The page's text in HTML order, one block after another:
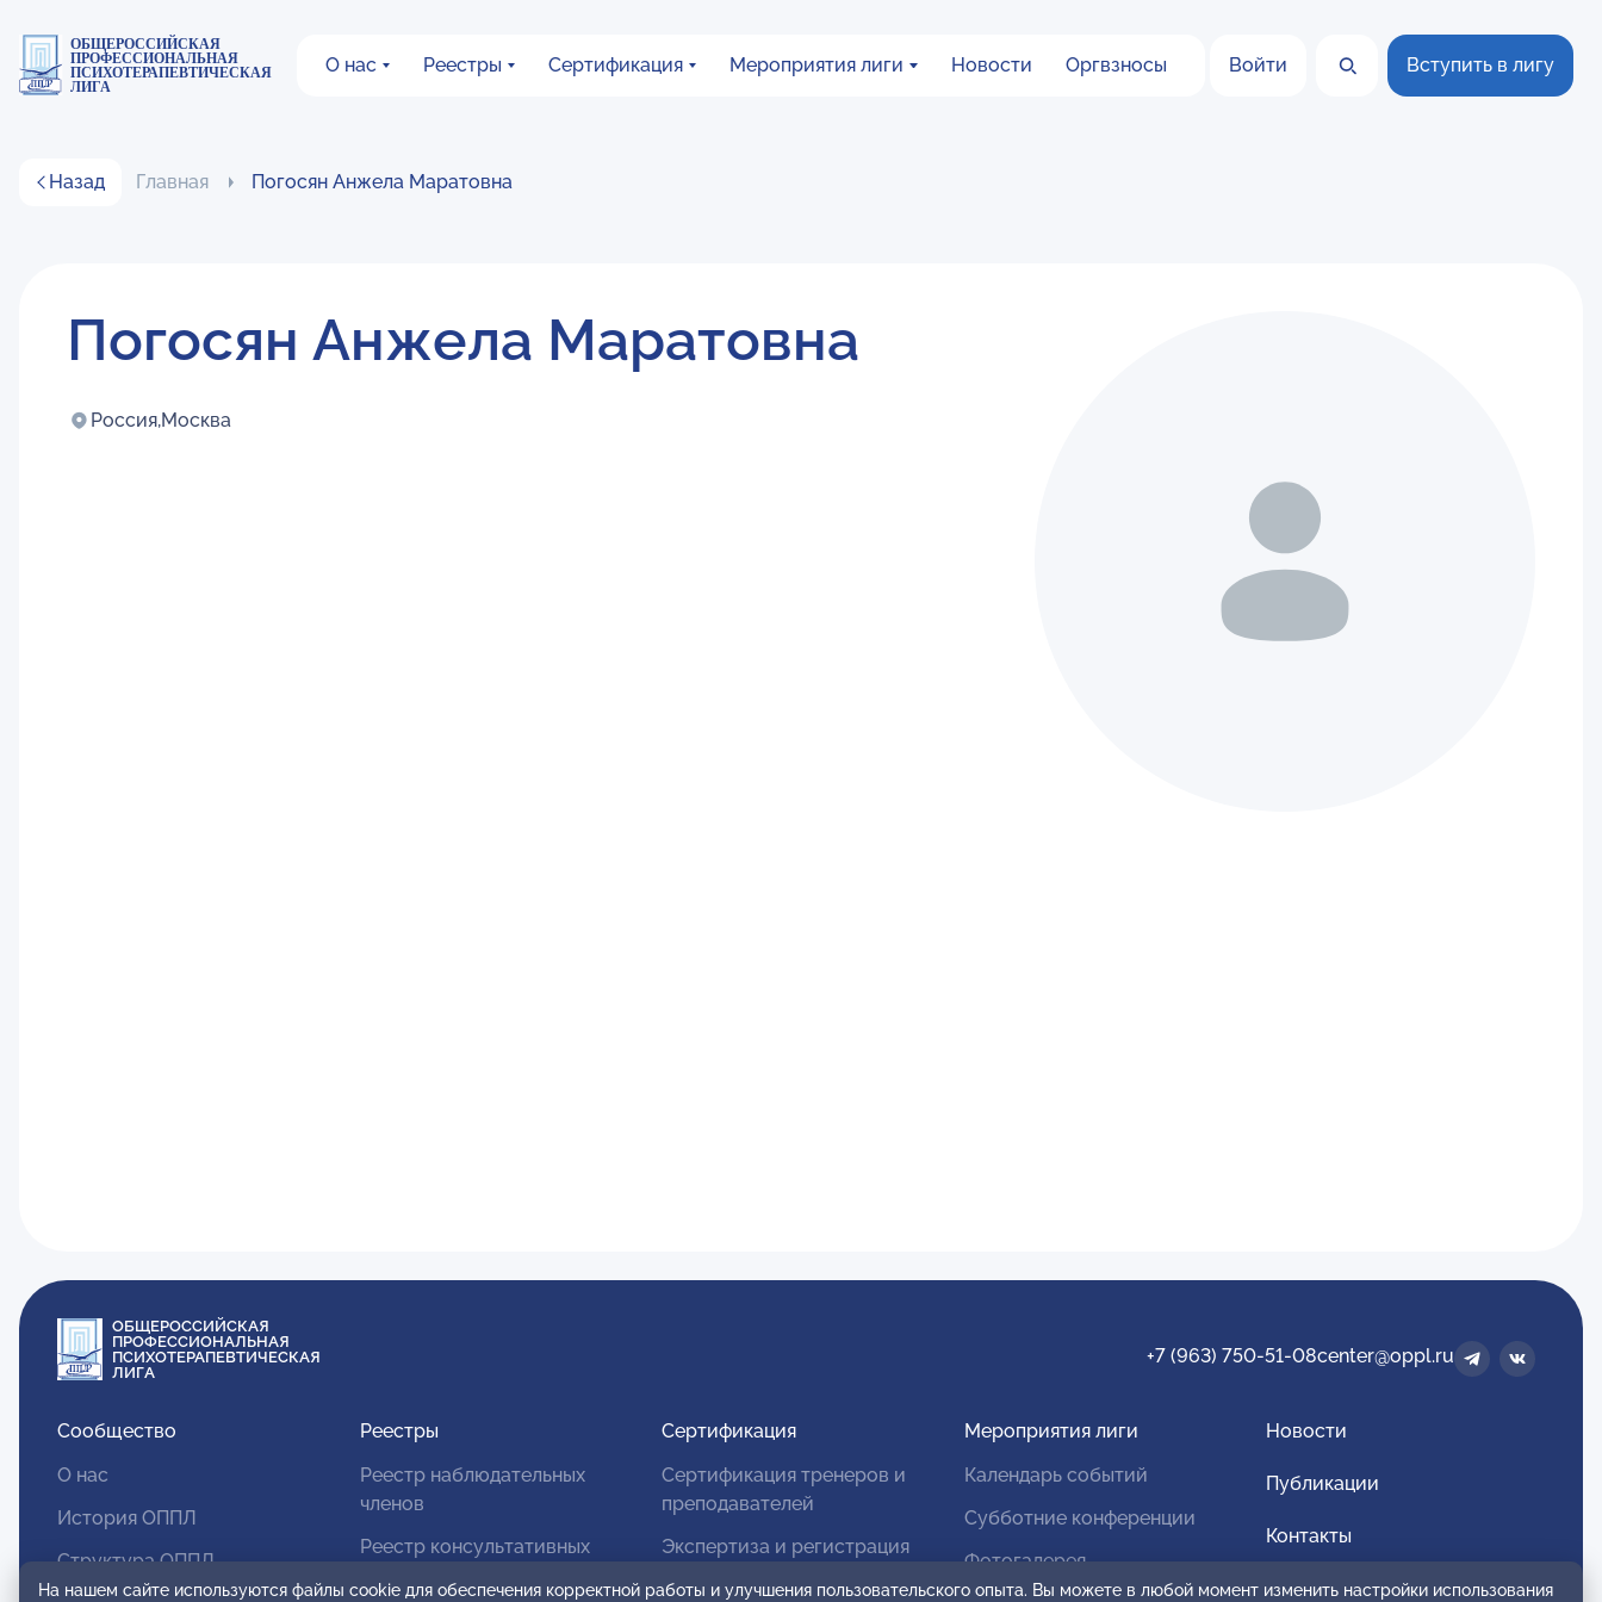
ОБЩЕРОССИЙСКАЯ
ПРОФЕССИОНАЛЬНАЯ
ПСИХОТЕРАПЕВТИЧЕСКАЯ
ЛИГА
О нас Реестры Сертификация Мероприятия лиги Новости Оргвзносы Войти Вступить в лигу
Назад Главная Погосян Анжела Маратовна
Погосян Анжела Маратовна
Россия,Москва
ОБЩЕРОССИЙСКАЯ
ПРОФЕССИОНАЛЬНАЯ
ПСИХОТЕРАПЕВТИЧЕСКАЯ
ЛИГА
+7 (963) 750-51-08center@oppl.ru
Сообщество
О нас
История ОППЛ
Структура ОППЛ
Реестры
Реестр наблюдательных
членов
Реестр консультативных
Сертификация
Сертификация тренеров и
преподавателей
Экспертиза и регистрация
Мероприятия лиги
Календарь событий
Субботние конференции
Фотогалерея
Новости
Публикации
Контакты
Для спонсоров и партнеров
На нашем сайте используются файлы cookie для обеспечения корректной работы и улучшения пользовательского опыта. Вы можете в любой момент изменить настройки использования